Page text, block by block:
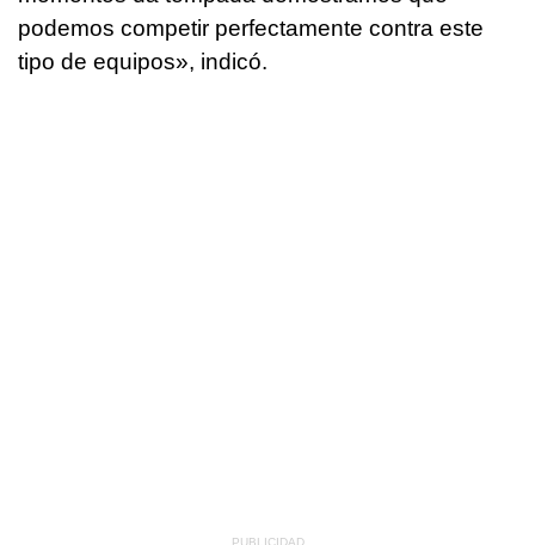
podemos competir perfectamente contra este
tipo de equipos», indicó.